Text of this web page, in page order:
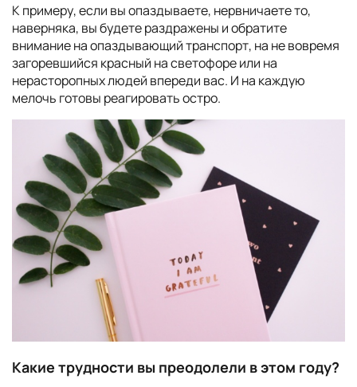
К примеру, если вы опаздываете, нервничаете то,
наверняка, вы будете раздражены и обратите
внимание на опаздывающий транспорт, на не вовремя
загоревшийся красный на светофоре или на
нерасторопных людей впереди вас. И на каждую
мелочь готовы реагировать остро.
Какие трудности вы преодолели в этом году?